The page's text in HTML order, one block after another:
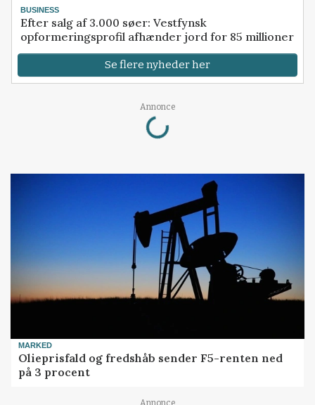
BUSINESS
Efter salg af 3.000 søer: Vestfynsk
opformeringsprofil afhænder jord for 85 millioner
Se flere nyheder her
Annonce
Loading...
MARKED
Olieprisfald og fredshåb sender F5-renten ned
på 3 procent
Annonce